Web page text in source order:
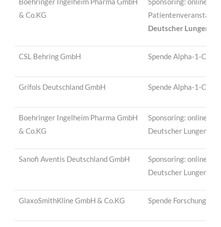
& Co.KG
Deutscher
CSL Behring GmbH Spende Alpha-1-
Grifols Deutschland GmbH Spende Alpha-1-
Boehringer Ingelheim Pharma GmbH
& Co.KG
Sponsoring: online-
Deutscher Lungentag
Sanofi Aventis Deutschland GmbH
Sponsoring: online-
Deutscher Lungentag
GlaxoSmithKline GmbH & Co.KG Spende